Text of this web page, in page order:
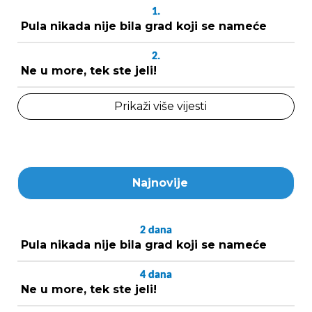
1.
Pula nikada nije bila grad koji se nameće
2.
Ne u more, tek ste jeli!
Prikaži više vijesti
Najnovije
2 dana
Pula nikada nije bila grad koji se nameće
4 dana
Ne u more, tek ste jeli!